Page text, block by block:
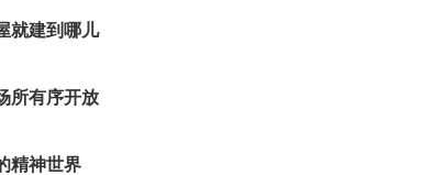
就建到哪儿
所有序开放
精神世界